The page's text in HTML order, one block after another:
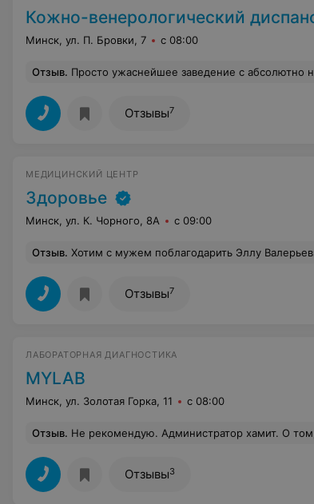
Кожно-венерологический
Минск, ул. П. Бровки, 7 с 08:00
Отзыв. Просто ужаснейшее заведение с абсолютно некомпетентным персоналом. На лице появилась сыпь. Так как прописка у меня не минская, пошла в платный кабинет. Думала, оно и к лучшему. В итоге - попала к заведующей каким-то из отделений Жданович Ж.С., которая предположила, что у меня простой укус насекомого. При рассмотрении сыпи под лупой на протяжении
Отзывы7
МЕДИЦИНСКИЙ ЦЕНТР
Здоровье
Минск, ул. К. Чорного, 8А с 09:00
Отзыв. Хотим с мужем поблагодарить Эллу Валерьевну, центр. Пришли сюда , как в последнюю инстанцию по рекомендации. Проблема решена благодаря профессионализму врача и лаборатории. Причиной проблем были многие инфекции, которые другие лаборатории Минска
Отзывы7
ЛАБОРАТОРНАЯ ДИАГНОСТИКА
MYLAB
Минск, ул. Золотая Горка, 11 с 08:00
Отзыв. Не рекомендую. Администратор хамит. О том, что лаборатория находится по другому адресу не предупредили и за это мне ещё и нагрубили. Администраторы не разбираются в анализах, которые предлагает фирма:
Отзывы3